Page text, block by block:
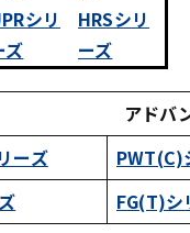
シリ
ズ
HRSシリ
ーズ
アドバ
ーズ
PWT(C)
FG(T)シ